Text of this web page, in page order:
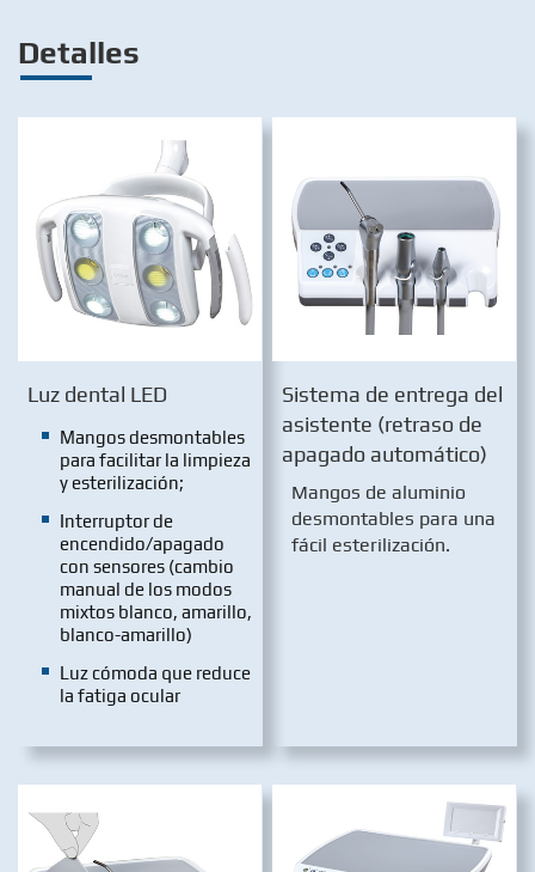
Detalles
Luz dental LED
Mangos desmontables
para facilitar la limpieza
y esterilización;
Interruptor de
encendido/apagado
con sensores (cambio
manual de los modos
mixtos blanco, amarillo,
blanco-amarillo)
Luz cómoda que reduce
la fatiga ocular
Sistema de entrega del
asistente (retraso de
apagado automático)
Mangos de aluminio
desmontables para una
fácil esterilización.